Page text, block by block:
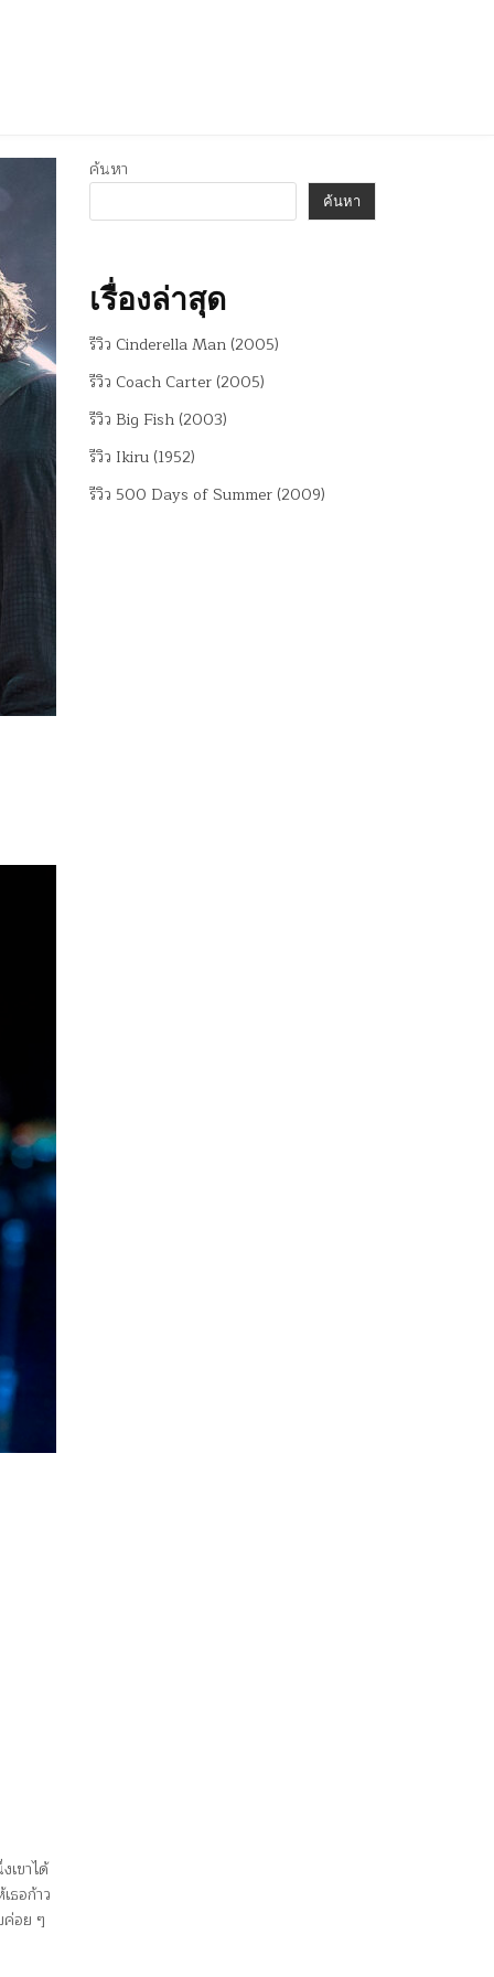
ขาได้
ธอก้าว
ค่อย ๆ
ค้นหา
ค้นหา
เรื่องล่าสุด
รีวิว Cinderella Man (2005)
รีวิว Coach Carter (2005)
รีวิว Big Fish (2003)
รีวิว Ikiru (1952)
รีวิว 500 Days of Summer (2009)